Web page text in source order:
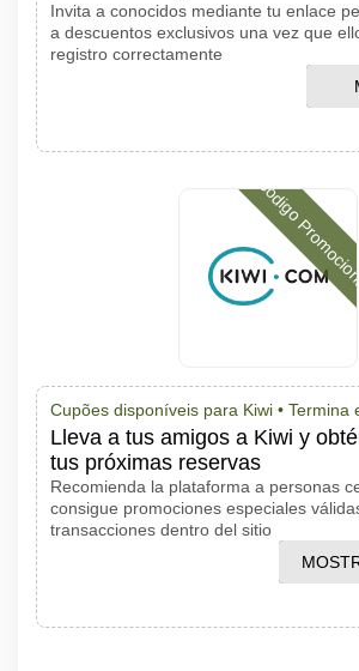
Invita a conocidos mediante tu enlace
a descuentos exclusivos una vez que
registro correctamente
Código Promocional
Cupões disponíveis para Kiwi • Termina
Lleva a tus amigos a Kiwi y
tus próximas reservas
Recomienda la plataforma a personas
consigue promociones especiales
transacciones dentro del sitio